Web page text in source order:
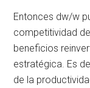
Entonces dw/w
competitividad
beneficios
estratégica. Es
de la